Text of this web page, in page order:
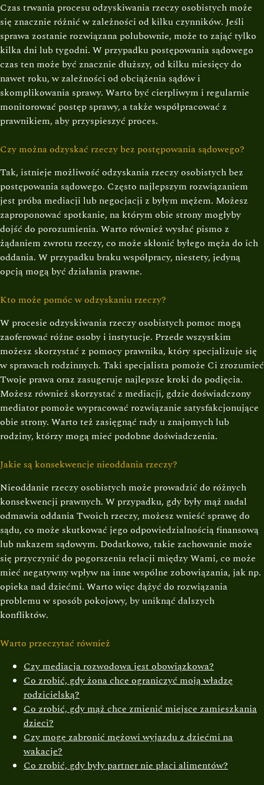
Czas trwania procesu odzyskiwania rzeczy osobistych może
się znacznie różnić w zależności od kilku czynników. Jeśli
sprawa zostanie rozwiązana polubownie, może to zająć tylko
kilka dni lub tygodni. W przypadku postępowania sądowego
czas ten może być znacznie dłuższy, od kilku miesięcy do
nawet roku, w zależności od obciążenia sądów i
skomplikowania sprawy. Warto być cierpliwym i regularnie
monitorować postęp sprawy, a także współpracować z
prawnikiem, aby przyspieszyć proces.
Czy można odzyskać rzeczy bez postępowania sądowego?
Tak, istnieje możliwość odzyskania rzeczy osobistych bez
postępowania sądowego. Często najlepszym rozwiązaniem
jest próba mediacji lub negocjacji z byłym mężem. Możesz
zaproponować spotkanie, na którym obie strony mogłyby
dojść do porozumienia. Warto również wysłać pismo z
żądaniem zwrotu rzeczy, co może skłonić byłego męża do ich
oddania. W przypadku braku współpracy, niestety, jedyną
opcją mogą być działania prawne.
Kto może pomóc w odzyskaniu rzeczy?
W procesie odzyskiwania rzeczy osobistych pomoc mogą
zaoferować różne osoby i instytucje. Przede wszystkim
możesz skorzystać z pomocy prawnika, który specjalizuje się
w sprawach rodzinnych. Taki specjalista pomoże Ci zrozumieć
Twoje prawa oraz zasugeruje najlepsze kroki do podjęcia.
Możesz również skorzystać z mediacji, gdzie doświadczony
mediator pomoże wypracować rozwiązanie satysfakcjonujące
obie strony. Warto też zasięgnąć rady u znajomych lub
rodziny, którzy mogą mieć podobne doświadczenia.
Jakie są konsekwencje nieoddania rzeczy?
Nieoddanie rzeczy osobistych może prowadzić do różnych
konsekwencji prawnych. W przypadku, gdy były mąż nadal
odmawia oddania Twoich rzeczy, możesz wnieść sprawę do
sądu, co może skutkować jego odpowiedzialnością finansową
lub nakazem sądowym. Dodatkowo, takie zachowanie może
się przyczynić do pogorszenia relacji między Wami, co może
mieć negatywny wpływ na inne wspólne zobowiązania, jak np.
opieka nad dziećmi. Warto więc dążyć do rozwiązania
problemu w sposób pokojowy, by uniknąć dalszych
konfliktów.
Warto przeczytać również
Czy mediacja rozwodowa jest obowiązkowa?
Co zrobić, gdy żona chce ograniczyć moją władzę
rodzicielską?
Co zrobić, gdy mąż chce zmienić miejsce zamieszkania
dzieci?
Czy mogę zabronić mężowi wyjazdu z dziećmi na
wakacje?
Co zrobić, gdy były partner nie płaci alimentów?